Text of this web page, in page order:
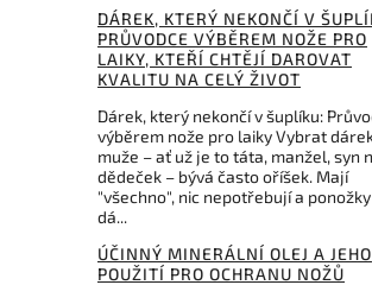
DÁREK, KTERÝ NEKONČÍ V
PRŮVODCE VÝBĚREM NOŽE PRO
LAIKY, KTEŘÍ CHTĚJÍ DAROVAT
KVALITU NA CELÝ ŽIVOT
Dárek, který nekončí v šuplíku:
výběrem nože pro laiky Vybrat
muže – ať už je to táta, manžel, syn
dědeček – bývá často oříšek. Mají
"všechno", nic nepotřebují a
dá...
ÚČINNÝ MINERÁLNÍ OLEJ A JEHO
POUŽITÍ PRO OCHRANU NOŽŮ
Kód:DMT20170
DMT EdgeSharp PocketSharp
Plus Multi-Function Sharpener
460 Kč
Do košíku